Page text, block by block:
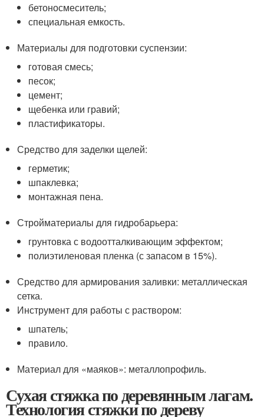
бетоносмеситель;
специальная емкость.
Материалы для подготовки суспензии:
готовая смесь;
песок;
цемент;
щебенка или гравий;
пластификаторы.
Средство для заделки щелей:
герметик;
шпаклевка;
монтажная пена.
Стройматериалы для гидробарьера:
грунтовка с водоотталкивающим эффектом;
полиэтиленовая пленка (с запасом в 15%).
Средство для армирования заливки: металлическая
сетка.
Инструмент для работы с раствором:
шпатель;
правило.
Материал для «маяков»: металлопрофиль.
Сухая стяжка по деревянным лагам.
Технология стяжки по дереву